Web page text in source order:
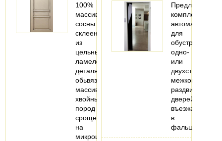
100%
массив
сосны
склеенный
из
цельных
ламелейВ
деталях
обьвязки
массив
хвойных
пород
срощенный
на
микрошип,
Предлагаем
комплекты
автоматики
для
обустройства
одно-
или
двухстворчатых
межкомнатных
раздвижных
дверей,
въезжающих
в
фальшстену..